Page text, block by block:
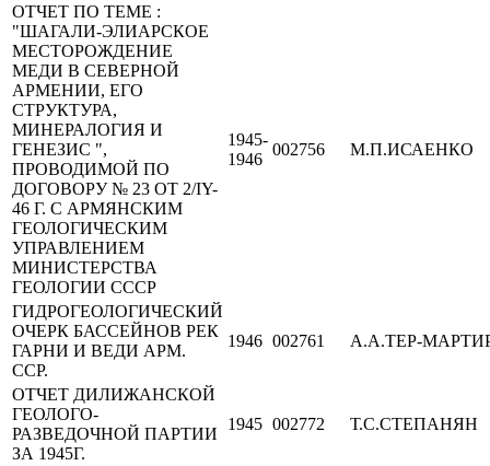
ОТЧЕТ ПО ТЕМЕ :
"ШАГАЛИ-ЭЛИАРСКОЕ
МЕСТОРОЖДЕНИЕ
МЕДИ В СЕВЕРНОЙ
АРМЕНИИ, ЕГО
СТРУКТУРА,
МИНЕРАЛОГИЯ И
ГЕНЕЗИС ",
ПРОВОДИМОЙ ПО
ДОГОВОРУ № 23 ОТ 2/IY-
46 Г. С АРМЯНСКИМ
ГЕОЛОГИЧЕСКИМ
УПРАВЛЕНИЕМ
МИНИСТЕРСТВА
ГЕОЛОГИИ СССР
1945-
1946
002756 М.П.ИСАЕНКО
ГИДРОГЕОЛОГИЧЕСКИЙ
ОЧЕРК БАССЕЙНОВ РЕК
ГАРНИ И ВЕДИ АРМ.
ССР.
1946 002761 А.А.ТЕР-
ОТЧЕТ ДИЛИЖАНСКОЙ
ГЕОЛОГО-
РАЗВЕДОЧНОЙ ПАРТИИ
ЗА 1945Г.
1945 002772 Т.С.СТЕПАНЯН